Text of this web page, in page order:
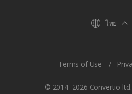
ไทย
© 2014–2026 Convertio
Terms of Use